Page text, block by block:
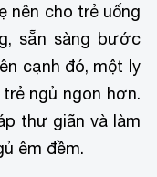
nên cho trẻ uống
sẵn sàng bước
cạnh đó, một ly
ngủ ngon hơn.
thư giãn và làm
êm đềm.